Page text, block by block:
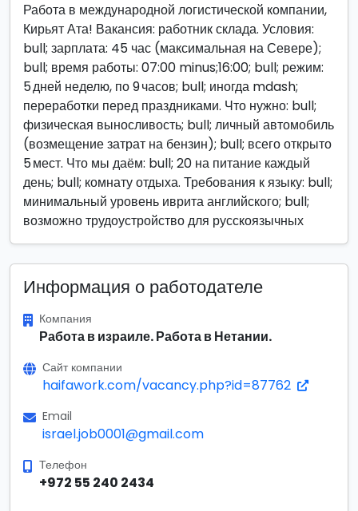
Работа в международной логистической компании,
Кирьят Ата! Вакансия: работник склада. Условия:
bull; зарплата: 45 час (максимальная на Севере);
bull; время работы: 07:00 minus;16:00; bull; режим:
5 дней неделю, по 9 часов; bull; иногда mdash;
переработки перед праздниками. Что нужно: bull;
физическая выносливость; bull; личный автомобиль
(возмещение затрат на бензин); bull; всего открыто
5 мест. Что мы даём: bull; 20 на питание каждый
день; bull; комнату отдыха. Требования к языку: bull;
минимальный уровень иврита английского; bull;
возможно трудоустройство для русскоязычных
Информация о работодателе
Компания
Работа в израиле. Работа в Нетании.
Сайт компании
haifawork.com/vacancy.php?id=87762
Email
israel.job0001@gmail.com
Телефон
+972 55 240 2434